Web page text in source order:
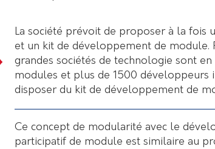
La société prévoit de proposer à la
et un kit de développement de module.
grandes sociétés de technologie sont
modules et plus de 1500 développeurs
disposer du kit de développement de
Ce concept de modularité avec le
participatif de module est similaire au